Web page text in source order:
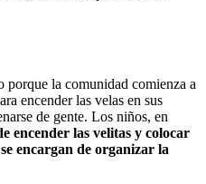
porque la comunidad comienza a
encender las velas en sus
de gente. Los niños, en
encender las velitas y colocar
encargan de organizar la